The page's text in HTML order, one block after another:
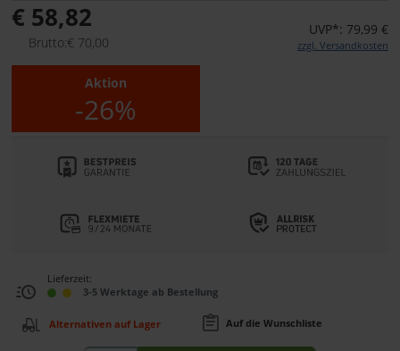
€ 58,82
Brutto:€ 70,00
UVP*: 79,99 €
zzgl. Versandkosten
Aktion
-26%
Lieferzeit:
3-5 Werktage ab Bestellung
Alternativen auf Lager Auf die Wunschliste